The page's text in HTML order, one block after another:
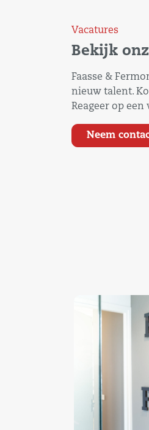
Vacatures
Bekijk
Faasse &
nieuw talent.
Reageer op
Neem